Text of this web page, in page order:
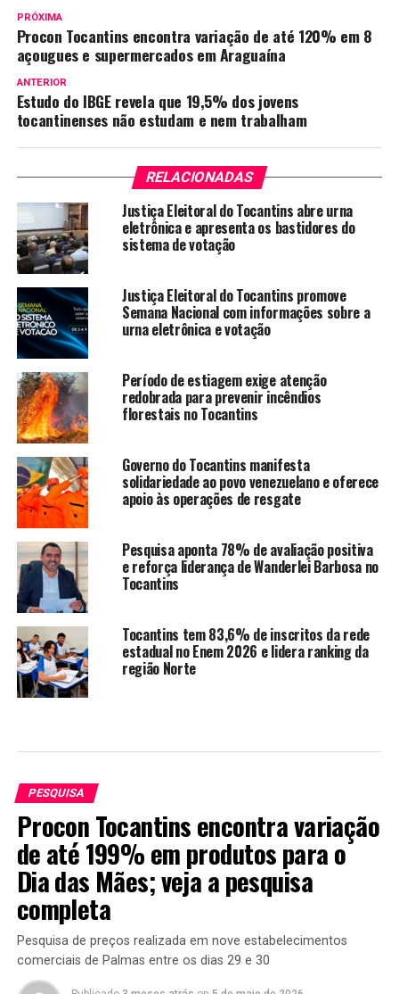
PRÓXIMA
Procon Tocantins encontra variação de até 120% em 8
açougues e supermercados em Araguaína
ANTERIOR
Estudo do IBGE revela que 19,5% dos jovens
tocantinenses não estudam e nem trabalham
RELACIONADAS
Justiça Eleitoral do Tocantins abre urna
eletrônica e apresenta os bastidores do
sistema de votação
Justiça Eleitoral do Tocantins promove
Semana Nacional com informações sobre a
urna eletrônica e votação
Período de estiagem exige atenção
redobrada para prevenir incêndios
florestais no Tocantins
Governo do Tocantins manifesta
solidariedade ao povo venezuelano e oferece
apoio às operações de resgate
Pesquisa aponta 78% de avaliação positiva
e reforça liderança de Wanderlei Barbosa no
Tocantins
Tocantins tem 83,6% de inscritos da rede
estadual no Enem 2026 e lidera ranking da
região Norte
PESQUISA
Procon Tocantins encontra variação
de até 199% em produtos para o
Dia das Mães; veja a pesquisa
completa
Pesquisa de preços realizada em nove estabelecimentos
comerciais de Palmas entre os dias 29 e 30